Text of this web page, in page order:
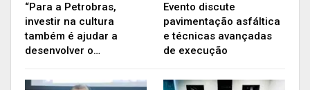
“Para a Petrobras,
investir na cultura
também é ajudar a
desenvolver o…
Evento discute
pavimentação asfáltica
e técnicas avançadas
de execução